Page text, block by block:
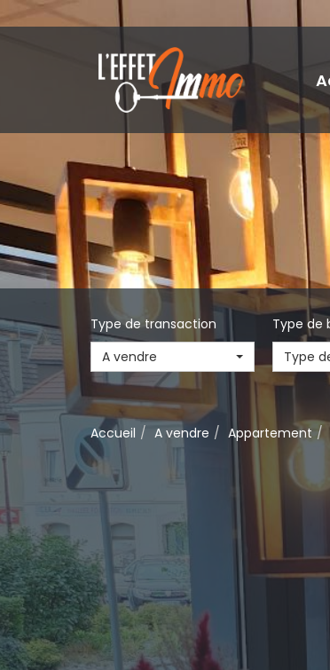
Type de transaction
A vendre
Type de
Type
Accueil A vendre Appartement